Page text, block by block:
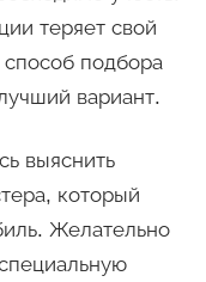
теряет свой
подбора
вариант.
выяснить
который
Желательно